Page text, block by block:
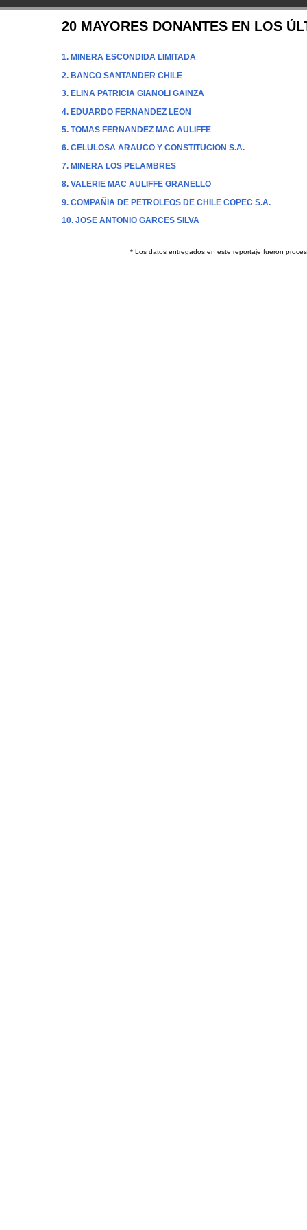
20 MAYORES DONANTES EN LOS
1. MINERA ESCONDIDA LIMITADA
2. BANCO SANTANDER CHILE
3. ELINA PATRICIA GIANOLI GAINZA
4. EDUARDO FERNANDEZ LEON
5. TOMAS FERNANDEZ MAC AULIFFE
6. CELULOSA ARAUCO Y CONSTITUCION S.A.
7. MINERA LOS PELAMBRES
8. VALERIE MAC AULIFFE GRANELLO
9. COMPAÑIA DE PETROLEOS DE CHILE COPEC S.A.
10. JOSE ANTONIO GARCES SILVA
* Los datos entregados en este reportaje fueron